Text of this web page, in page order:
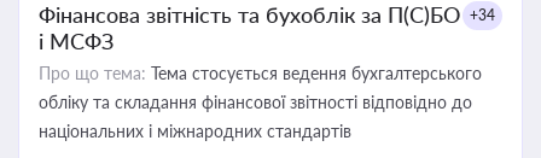
Фінансова звітність та бухоблік за П(С)БО
і МСФЗ
+34
Про що тема: Тема стосується ведення бухгалтерського
обліку та складання фінансової звітності відповідно до
національних і міжнародних стандартів